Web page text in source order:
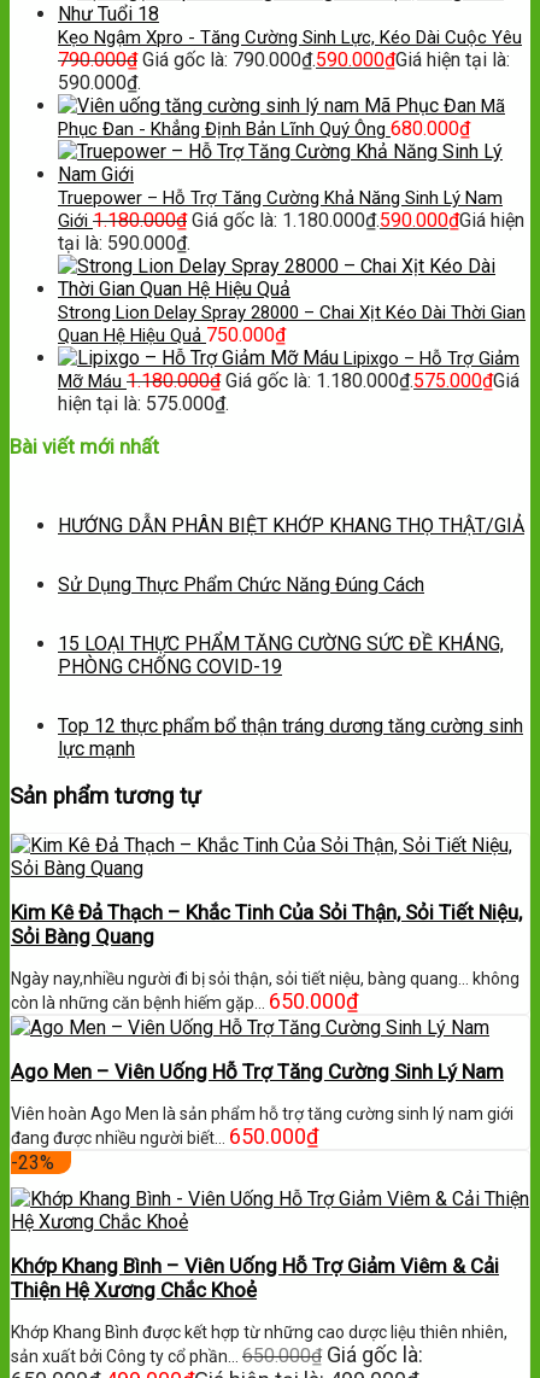
Kẹo Ngậm Xpro - Tăng Cường Sinh Lực, Kéo Dài Cuộc Yêu
790.000₫ Giá gốc là: 790.000₫.590.000₫Giá hiện tại là:
590.000₫.
Mã
Phục Đan - Khẳng Định Bản Lĩnh Quý Ông 680.000₫
Truepower – Hỗ Trợ Tăng Cường Khả Năng Sinh Lý Nam
Giới 1.180.000₫ Giá gốc là: 1.180.000₫.590.000₫Giá hiện
tại là: 590.000₫.
Strong Lion Delay Spray 28000 – Chai Xịt Kéo Dài Thời Gian
Quan Hệ Hiệu Quả 750.000₫
Lipixgo – Hỗ Trợ Giảm
Mỡ Máu 1.180.000₫ Giá gốc là: 1.180.000₫.575.000₫Giá
hiện tại là: 575.000₫.
Bài viết mới nhất
HƯỚNG DẪN PHÂN BIỆT KHỚP KHANG THỌ THẬT/GIẢ
Sử Dụng Thực Phẩm Chức Năng Đúng Cách
15 LOẠI THỰC PHẨM TĂNG CƯỜNG SỨC ĐỀ KHÁNG,
PHÒNG CHỐNG COVID-19
Top 12 thực phẩm bổ thận tráng dương tăng cường sinh
lực mạnh
Sản phẩm tương tự
Kim Kê Đả Thạch – Khắc Tinh Của Sỏi Thận, Sỏi Tiết Niệu,
Sỏi Bàng Quang
Ngày nay,nhiều người đi bị sỏi thận, sỏi tiết niệu, bàng quang… không
còn là những căn bệnh hiếm gặp… 650.000₫
Ago Men – Viên Uống Hỗ Trợ Tăng Cường Sinh Lý Nam
Viên hoàn Ago Men là sản phẩm hỗ trợ tăng cường sinh lý nam giới
đang được nhiều người biết… 650.000₫
-23%
Khớp Khang Bình – Viên Uống Hỗ Trợ Giảm Viêm & Cải
Thiện Hệ Xương Chắc Khoẻ
Khớp Khang Bình được kết hợp từ những cao dược liệu thiên nhiên,
sản xuất bởi Công ty cổ phần… 650.000₫ Giá gốc là: